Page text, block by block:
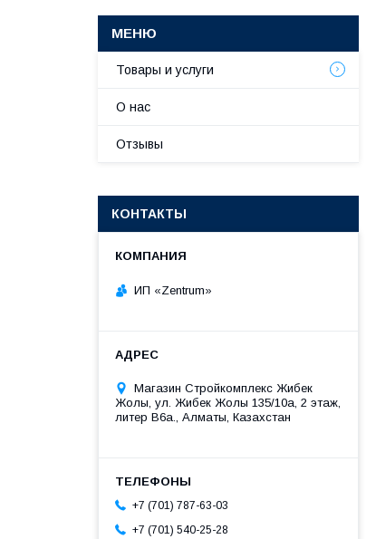
Товары и услуги
О нас
Отзывы
КОНТАКТЫ
ИП «Zentrum»
Магазин Стройкомплекс Жибек
Жолы, ул. Жибек Жолы 135/10а, 2 этаж,
литер В6а., Алматы, Казахстан
+7 (701) 787-63-03
+7 (701) 540-25-28